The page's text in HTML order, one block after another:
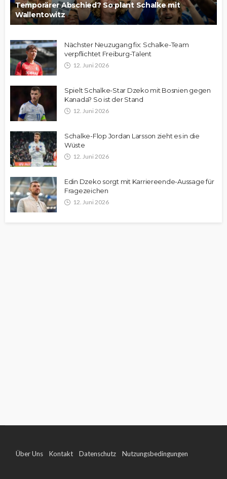
Temporärer Abschied? So plant Schalke mit
Wallentowitz
Nächster Neuzugang fix: Schalke-Team
verpflichtet Freiburg-Talent
12. Juni 2026
Spielt Schalke-Star Dzeko mit Bosnien gegen
Kanada? So ist der Stand
12. Juni 2026
Schalke-Flop Jordan Larsson zieht es in die
Wüste
12. Juni 2026
Edin Dzeko sorgt mit Karriereende-Aussage für
Fragezeichen
12. Juni 2026
Über Uns Kontakt Datenschutz Nutzungsbedingungen